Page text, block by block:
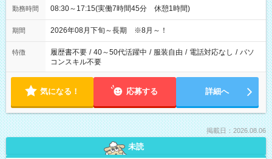
勤務時間 08:30～17:15(実働7時間45分 休憩1時間)
期間 2026年08月下旬～長期 ※8月～！
特徴 履歴書不要 / 40～50代活躍中 / 服装自由 / 電話対応なし / パソ
コンスキル不要
気になる！ 応募する 詳細へ
掲載日：2026.08.06
未読